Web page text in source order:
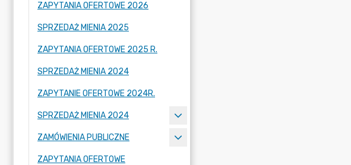
ZAPYTANIA OFERTOWE 2026
SPRZEDAŻ MIENIA 2025
ZAPYTANIA OFERTOWE 2025 R.
SPRZEDAŻ MIENIA 2024
ZAPYTANIE OFERTOWE 2024R.
SPRZEDAŻ MIENIA 2024
ZAMÓWIENIA PUBLICZNE
ZAPYTANIA OFERTOWE